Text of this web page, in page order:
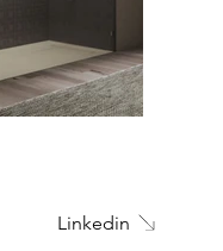
Linkedin